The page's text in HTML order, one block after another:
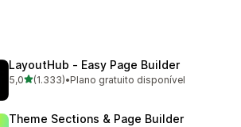
LayoutHub ‑ Easy Page Builder
5,0de 5 estrelas
(1.333)
1333 avaliações ao todo
•Plano gratuito disponível
Theme Sections & Page Builder